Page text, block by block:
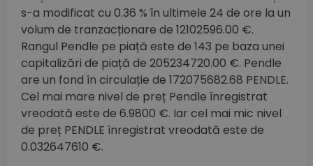
s-a modificat cu 0.36 % în ultimele 24 de ore la un
volum de tranzacționare de 12102596.00 €.
Rangul Pendle pe piață este de 143 pe baza unei
capitalizări de piață de 205234720.00 €. Pendle
are un fond în circulație de 172075682.68 PENDLE.
Cel mai mare nivel de preț Pendle înregistrat
vreodată este de 6.9800 €. Iar cel mai mic nivel
de preț PENDLE înregistrat vreodată este de
0.032647610 €.